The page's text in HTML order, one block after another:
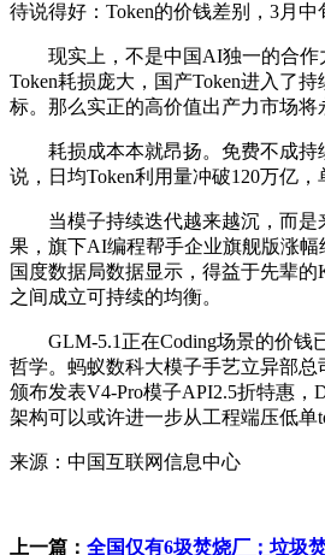
待说得好：Token的价钱差别，3月
现实上，不是中国AI独一的合作力
Token耗损庞大，国产Token进入了
标。那么实正的高价值出产力市场
耗损成本本就昂扬。免费不成持续
说，日均Token利用量冲破120万亿
当模子持续迭代越来越沉，而是
果，旗下AI编程帮手企业旗舰版涨幅
国度数据局数据显示，得益于先辈
之间成立可持续的均衡。
GLM-5.1正在Coding场景的价钱已
哲学。蚂蚁数科大模子手艺立异部
颁布发表V4-Pro模子API2.5折特惠
架构可以或许进一步从工程端压低
来源：中国互联网信息中心
上一篇： 全国仅有6圾焚烧厂；垃圾